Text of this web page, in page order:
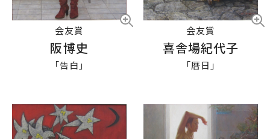
会友賞
阪博史
「告白」
会友賞
喜舎場紀代子
「暦日」